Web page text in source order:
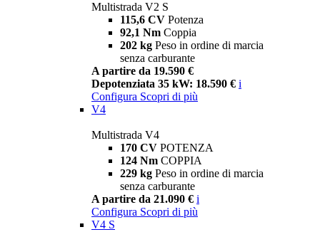
Multistrada V2 S
115,6 CV Potenza
92,1 Nm Coppia
202 kg Peso in ordine di marcia
senza carburante
A partire da 19.590 €
Depotenziata 35 kW: 18.590 € i
Configura Scopri di più
V4
Multistrada V4
170 CV POTENZA
124 Nm COPPIA
229 kg Peso in ordine di marcia
senza carburante
A partire da 21.090 € i
Configura Scopri di più
V4 S